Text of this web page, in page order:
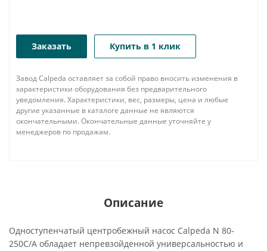
Заказать Купить в 1 клик
Завод Calpeda оставляет за собой право вносить изменения в
характеристики оборудования без предварительного
уведомления. Характеристики, вес, размеры, цена и любые
другие указанные в каталоге данные не являются
окончательными. Окончательные данные уточняйте у
менеджеров по продажам.
Описание
Одноступенчатый центробежный насос Calpeda N 80-
250C/A обладает непревзойденной универсальностью и